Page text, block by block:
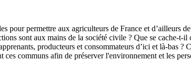
pour permettre aux agriculteurs de France et d’ailleurs
sont aux mains de la société civile ? Que se cache-
producteurs et consommateurs d’ici et là-bas ?
communs afin de préserver l'environnement et les